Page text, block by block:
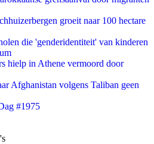
groeit naar 100 hectare
die 'genderidentiteit' van kinderen
hielp in Athene vermoord door
Afghanistan volgens Taliban geen
#1975